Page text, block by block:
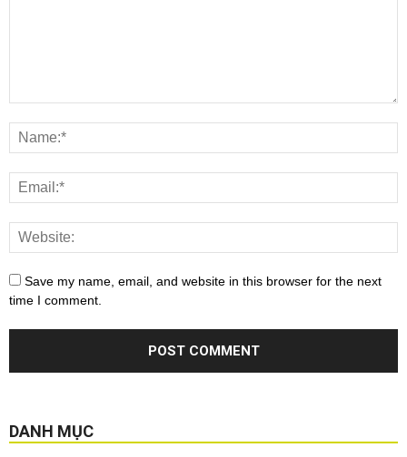
Save my name, email, and website in this browser for the next
time I comment.
DANH MỤC